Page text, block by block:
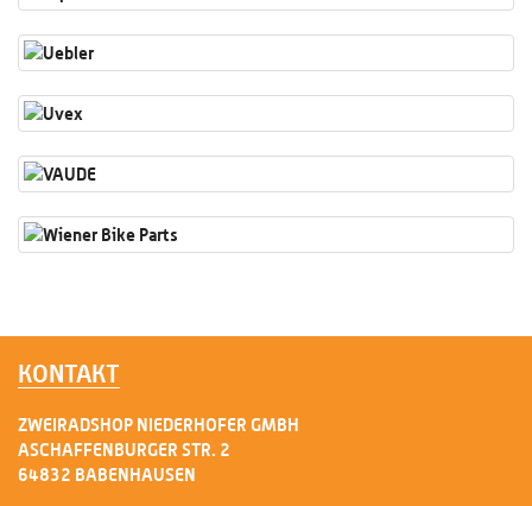
KONTAKT
ZWEIRADSHOP NIEDERHOFER GMBH
ASCHAFFENBURGER STR. 2
64832 BABENHAUSEN